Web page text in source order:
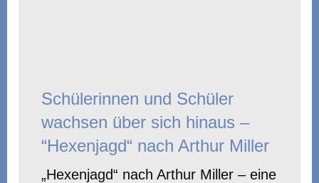
Schülerinnen und Schüler
wachsen über sich hinaus –
“Hexenjagd“ nach Arthur Miller
„Hexenjagd“ nach Arthur Miller – eine